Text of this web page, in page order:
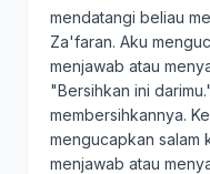
mendatangi beliau
Za'faran. Aku
menjawab atau
"Bersihkan ini
membersihkannya.
mengucapkan salam
menjawab atau